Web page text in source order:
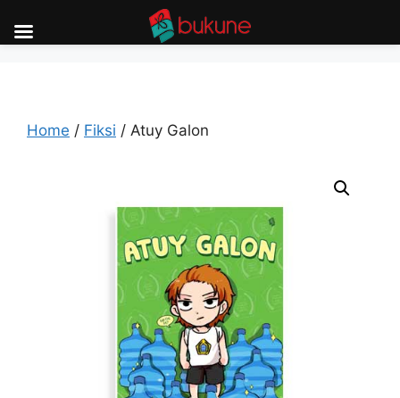
Home / Fiksi / Atuy Galon